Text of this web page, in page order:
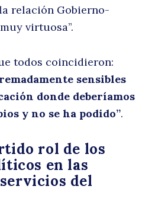
relación Gobierno-
virtuosa”.
todos coincidieron:
sensibles
donde deberíamos
y no se ha podido”.
rol de los
en las
del